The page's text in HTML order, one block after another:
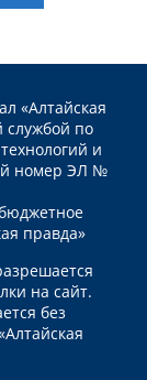
«Алтайская
службой по
и
номер ЭЛ №
правда»
на сайт.
без